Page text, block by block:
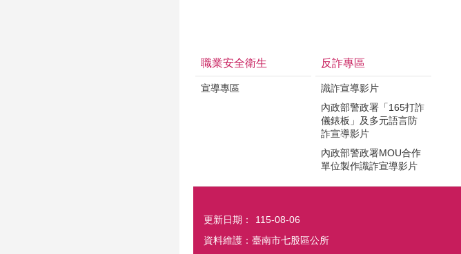
職業安全衛生
宣導專區
反詐專區
識詐宣導影片
內政部警政署「165打詐
儀錶板」及多元語言防
詐宣導影片
內政部警政署MOU合作
單位製作識詐宣導影片
更新日期：
115-08-06
資料維護：臺南市七股區公所